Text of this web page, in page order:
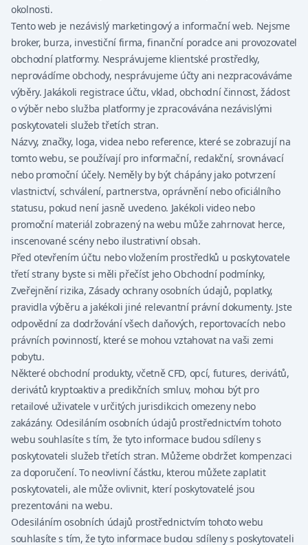
okolnosti.
Tento web je nezávislý marketingový a informační web. Nejsme
broker, burza, investiční firma, finanční poradce ani provozovatel
obchodní platformy. Nesprávujeme klientské prostředky,
neprovádíme obchody, nesprávujeme účty ani nezpracováváme
výběry. Jakákoli registrace účtu, vklad, obchodní činnost, žádost
o výběr nebo služba platformy je zpracovávána nezávislými
poskytovateli služeb třetích stran.
Názvy, značky, loga, videa nebo reference, které se zobrazují na
tomto webu, se používají pro informační, redakční, srovnávací
nebo promoční účely. Neměly by být chápány jako potvrzení
vlastnictví, schválení, partnerstva, oprávnění nebo oficiálního
statusu, pokud není jasně uvedeno. Jakékoli video nebo
promoční materiál zobrazený na webu může zahrnovat herce,
inscenované scény nebo ilustrativní obsah.
Před otevřením účtu nebo vložením prostředků u poskytovatele
třetí strany byste si měli přečíst jeho Obchodní podmínky,
Zveřejnění rizika, Zásady ochrany osobních údajů, poplatky,
pravidla výběru a jakékoli jiné relevantní právní dokumenty. Jste
odpovědní za dodržování všech daňových, reportovacích nebo
právních povinností, které se mohou vztahovat na vaši zemi
pobytu.
Některé obchodní produkty, včetně CFD, opcí, futures, derivátů,
derivátů kryptoaktiv a predikčních smluv, mohou být pro
retailové uživatele v určitých jurisdikcich omezeny nebo
zakázány. Odesiláním osobních údajů prostřednictvím tohoto
webu souhlasíte s tím, že tyto informace budou sdíleny s
poskytovateli služeb třetích stran. Můžeme obdržet kompenzaci
za doporučení. To neovlivní částku, kterou můžete zaplatit
poskytovateli, ale může ovlivnit, kterí poskytovatelé jsou
prezentováni na webu.
Odesiláním osobních údajů prostřednictvím tohoto webu
souhlasíte s tím, že tyto informace budou sdíleny s poskytovateli